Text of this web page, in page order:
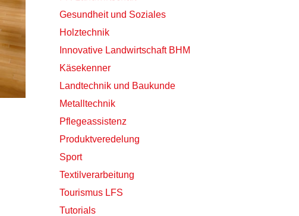
Gesundheit und Soziales
Holztechnik
Innovative Landwirtschaft BHM
Käsekenner
Landtechnik und Baukunde
Metalltechnik
Pflegeassistenz
Produktveredelung
Sport
Textilverarbeitung
Tourismus LFS
Tutorials